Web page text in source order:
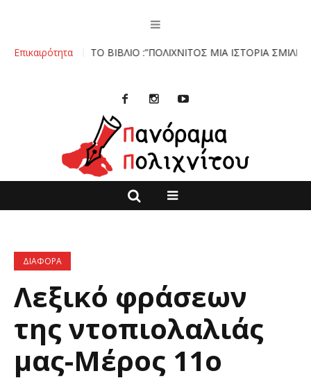
ΕπικαιρότηταΤΟ ΒΙΒΛΙΟ :”ΠΟΛΙΧΝΙΤΟΣ ΜΙΑ ΙΣΤΟΡΙΑ ΣΜΙΛΕΜΕΝΗ
ΔΙΑΦΟΡΑ
Λεξικό φράσεων
της ντοπιολαλιάς
μας-Μέρος 11ο